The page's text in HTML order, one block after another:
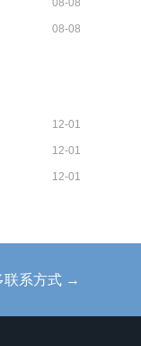
08-08
12-01
12-01
12-01
联系方式 →